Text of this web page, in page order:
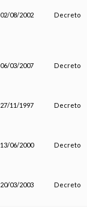
02/08/2002 Decreto
06/03/2007 Decreto
27/11/1997 Decreto
13/06/2000 Decreto
20/03/2003 Decreto